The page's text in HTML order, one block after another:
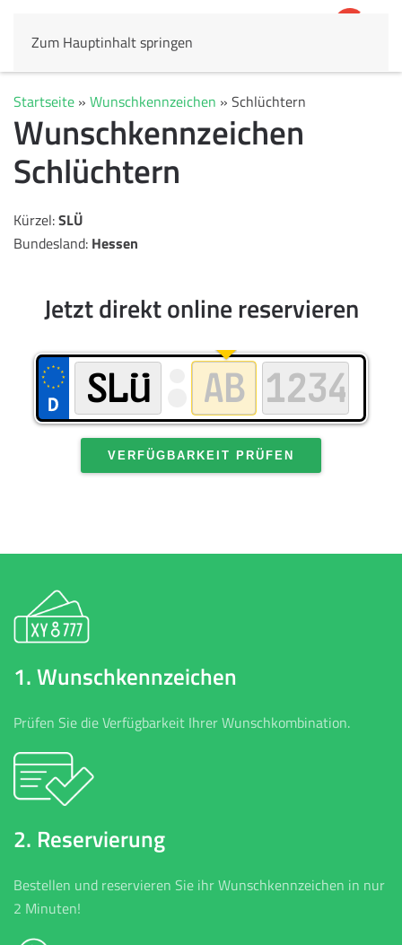
Zum Hauptinhalt springen
Startseite » Wunschkennzeichen » Schlüchtern
Wunschkennzeichen
Schlüchtern
Kürzel:SLÜ
Bundesland: Hessen
Jetzt direkt online reservieren
VERFÜGBARKEIT PRÜFEN
1. Wunschkennzeichen
Prüfen Sie die Verfügbarkeit Ihrer Wunschkombination.
2. Reservierung
Bestellen und reservieren Sie ihr Wunschkennzeichen in nur
2 Minuten!